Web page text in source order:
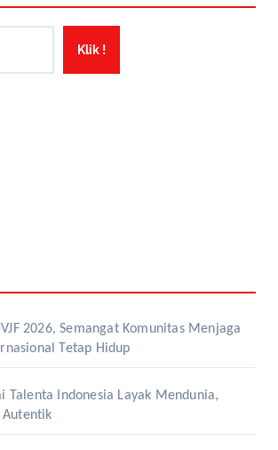
Klik !
2026, Semangat Komunitas Menjaga
Tetap Hidup
Talenta Indonesia Layak Mendunia,